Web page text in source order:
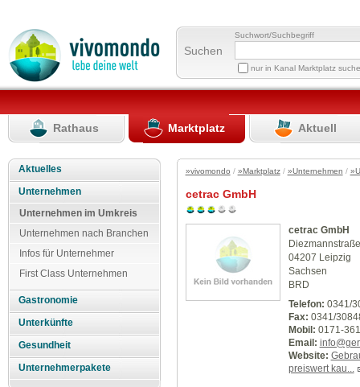
Suchen
Suchwort/Suchbegriff
nur in Kanal Marktplatz
Rathaus Marktplatz Aktuell
Aktuelles
Unternehmen
Unternehmen im Umkreis
Unternehmen nach Branchen
Infos für Unternehmer
First Class Unternehmen
Gastronomie
Unterkünfte
Gesundheit
Unternehmerpakete
»vivomondo / »Marktplatz/ »Unternehmen /
cetrac GmbH
cetrac GmbH
04207 Leipzig
Sachsen
BRD
Telefon: 0341/
Fax: 0341/
Mobil: 0171-
Email:
Website:
preiswert kau...